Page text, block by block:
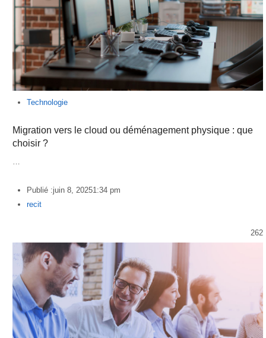
Technologie
Migration vers le cloud ou déménagement physique : que
choisir ?
…
Publié :juin 8, 20251:34 pm
Author
recit
262